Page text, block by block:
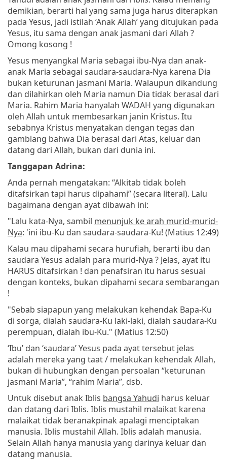
demikian, berarti hal yang sama juga harus diterapkan
pada Yesus, jadi istilah ‘Anak Allah’ yang ditujukan pada
Yesus, itu sama dengan anak jasmani dari Allah ?
Omong kosong !
Yesus menyangkal Maria sebagai ibu-Nya dan anak-
anak Maria sebagai saudara-saudara-Nya karena Dia
bukan keturunan jasmani Maria. Walaupun dikandung
dan dilahirkan oleh Maria namun Dia tidak berasal dari
Maria. Rahim Maria hanyalah WADAH yang digunakan
oleh Allah untuk membesarkan janin Kristus. Itu
sebabnya Kristus menyatakan dengan tegas dan
gamblang bahwa Dia berasal dari Atas, keluar dan
datang dari Allah, bukan dari dunia ini.
Tanggapan Adrina:
Anda pernah mengatakan: “Alkitab tidak boleh
ditafsirkan tapi harus dipahami” (secara literal). Lalu
bagaimana dengan ayat dibawah ini:
"Lalu kata-Nya, sambil menunjuk ke arah murid-murid-
Nya: 'ini ibu-Ku dan saudara-saudara-Ku! (Matius 12:49)
Kalau mau dipahami secara hurufiah, berarti ibu dan
saudara Yesus adalah para murid-Nya ? Jelas, ayat itu
HARUS ditafsirkan ! dan penafsiran itu harus sesuai
dengan konteks, bukan dipahami secara sembarangan
!
"Sebab siapapun yang melakukan kehendak Bapa-Ku
di sorga, dialah saudara-Ku laki-laki, dialah saudara-Ku
perempuan, dialah ibu-Ku." (Matius 12:50)
‘Ibu’ dan ‘saudara’ Yesus pada ayat tersebut jelas
adalah mereka yang taat / melakukan kehendak Allah,
bukan di hubungkan dengan persoalan “keturunan
jasmani Maria”, “rahim Maria”, dsb.
Untuk disebut anak Iblis bangsa Yahudi harus keluar
dan datang dari Iblis. Iblis mustahil malaikat karena
malaikat tidak beranakpinak apalagi menciptakan
manusia. Iblis mustahil Allah. Iblis adalah manusia.
Selain Allah hanya manusia yang darinya keluar dan
datang manusia.